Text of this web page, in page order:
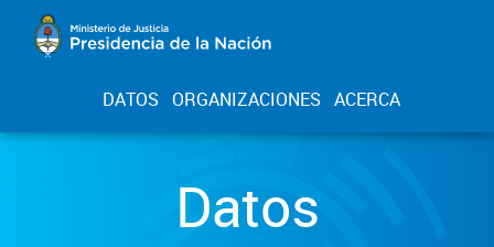
DATOS ORGANIZACIONES ACERCA
Datos